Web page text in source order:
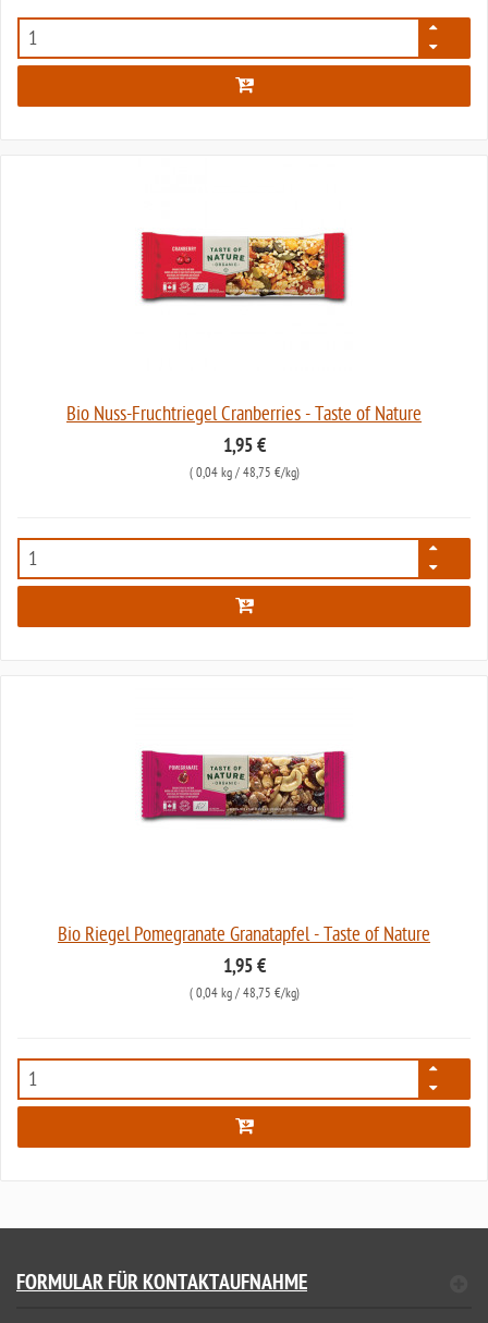
6946
Bio Nuss-Fruchtriegel Cranberries - Taste of Nature
1,95 €
( 0,04 kg/ 48,75 €/kg)
6948
Bio Riegel Pomegranate Granatapfel - Taste of Nature
1,95 €
( 0,04 kg/ 48,75 €/kg)
6952
FORMULAR FÜR KONTAKTAUFNAHME